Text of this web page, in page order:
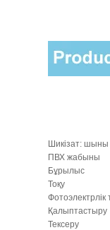
Шикізат:
ПВХ жабыны
Бұрылыс
Тоқу
Фотоэлектрлік
Қалыптастыру
Тексеру